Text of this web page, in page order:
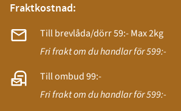
Fraktkostnad:
Till brevlåda/dörr 59:- Max 2kg
Fri frakt om du handlar för 599:-
Till ombud 99:-
Fri frakt om du handlar för 599:-